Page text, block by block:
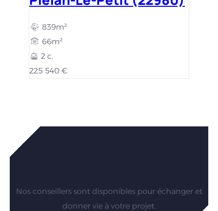
839m²
66m²
2 c.
225 540 €
Vous êtes intéressés par nos
Nos conseillers sont disponibles pour échanger et
donner vie à votre projet.